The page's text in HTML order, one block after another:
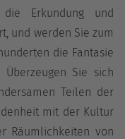
Erkundung und
und werden Sie zum
die Fantasie
Sie sich
Teilen der
mit der Kultur
Räumlichkeiten von